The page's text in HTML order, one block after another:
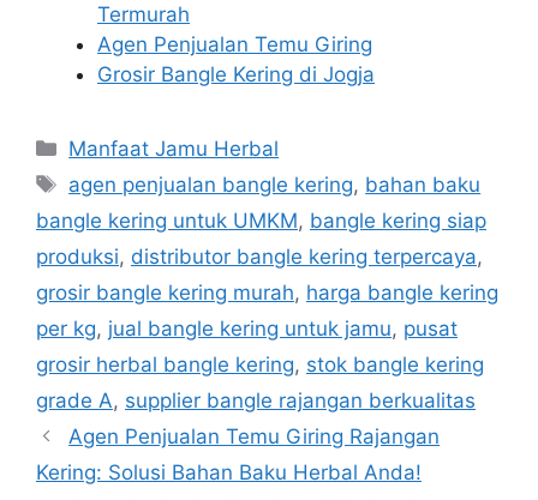
Termurah
Agen Penjualan Temu Giring
Grosir Bangle Kering di Jogja
Kategori
Manfaat Jamu Herbal
Tag
agen penjualan bangle kering, bahan baku
bangle kering untuk UMKM, bangle kering siap
produksi, distributor bangle kering terpercaya,
grosir bangle kering murah, harga bangle kering
per kg, jual bangle kering untuk jamu, pusat
grosir herbal bangle kering, stok bangle kering
grade A, supplier bangle rajangan berkualitas
Agen Penjualan Temu Giring Rajangan
Kering: Solusi Bahan Baku Herbal Anda!